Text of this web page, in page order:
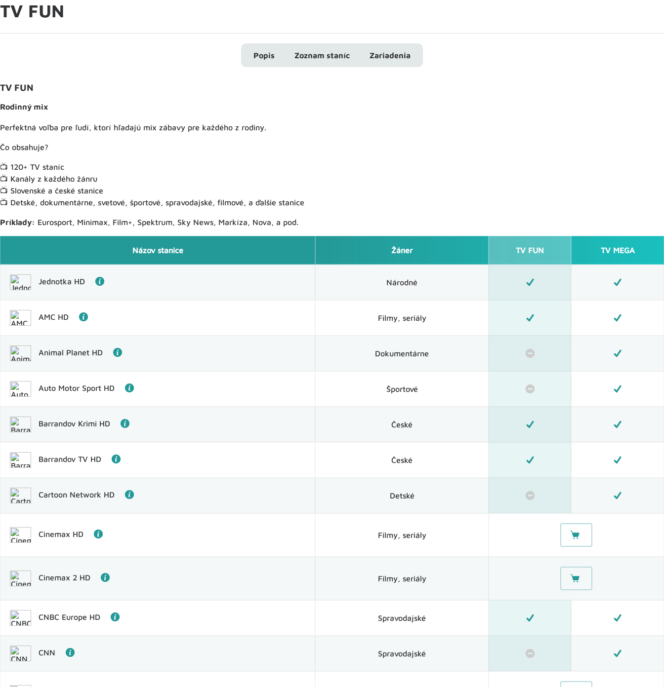
TV FUN
Popis Zoznam staníc Zariadenia
TV FUN
Rodinný mix
Perfektná voľba pre ľudí, ktorí hľadajú mix zábavy pre každého z rodiny.
Čo obsahuje?
📺 120+ TV staníc
📺 Kanály z každého žánru
📺 Slovenské a české stanice
📺 Detské, dokumentárne, svetové, športové, spravodajské, filmové, a ďalšie stanice
Príklady: Eurosport, Minimax, Film+, Spektrum, Sky News, Markíza, Nova, a pod.
Názov stanice Žáner TV FUN TV MEGA
Jednotka HD Národné
AMC HD Filmy, seriály
Animal Planet HD Dokumentárne
Auto Motor Sport HD Športové
Barrandov Krimi HD České
Barrandov TV HD České
Cartoon Network HD Detské
Cinemax HD Filmy, seriály
Cinemax 2 HD Filmy, seriály
CNBC Europe HD Spravodajské
CNN Spravodajské